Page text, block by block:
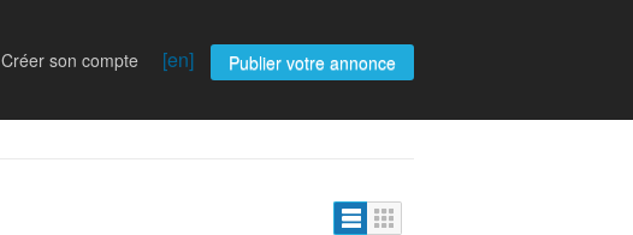
Créer son compte [en] Publier votre annonce